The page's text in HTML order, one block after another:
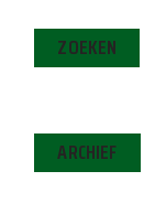
ZOEKEN
ARCHIEF